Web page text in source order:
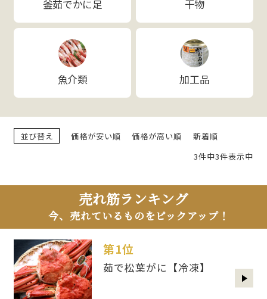
釜茹でかに足 干物
魚介類 加工品
並び替え 価格が安い順 価格が高い順
新着順
3件中3件表示中
売れ筋ランキング
今、売れているものをピックアップ！
第1位
茹で松葉がに【冷凍】